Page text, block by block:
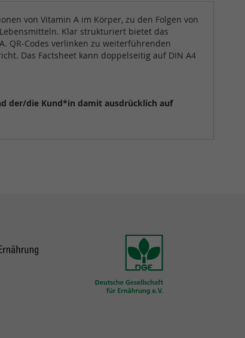
von Vitamin A im Körper, zu den Folgen von
Klar strukturiert bietet das
QR-Codes verlinken zu weiterführenden
Das Factsheet kann doppelseitig auf DIN A4
der/die Kund*in damit ausdrücklich auf